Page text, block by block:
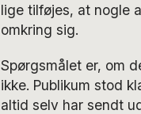
lige tilføjes, at nogle
omkring sig.
Spørgsmålet er, om
ikke. Publikum stod
altid selv har sendt